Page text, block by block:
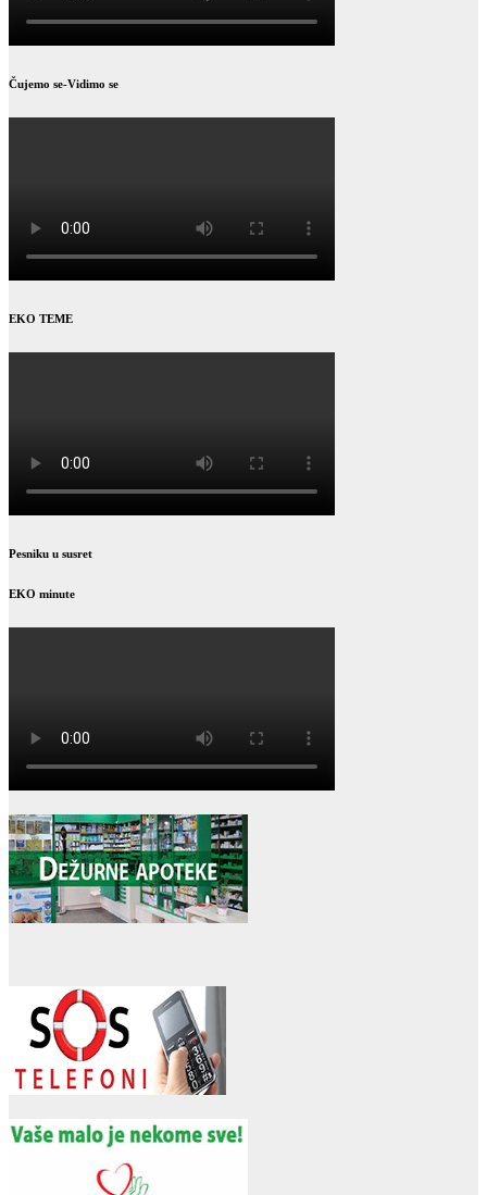
Čujemo se-Vidimo se
EKO TEME
Pesniku u susret
EKO minute